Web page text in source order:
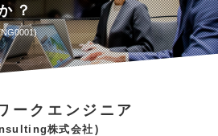
？
ークエンジニア
株式会社